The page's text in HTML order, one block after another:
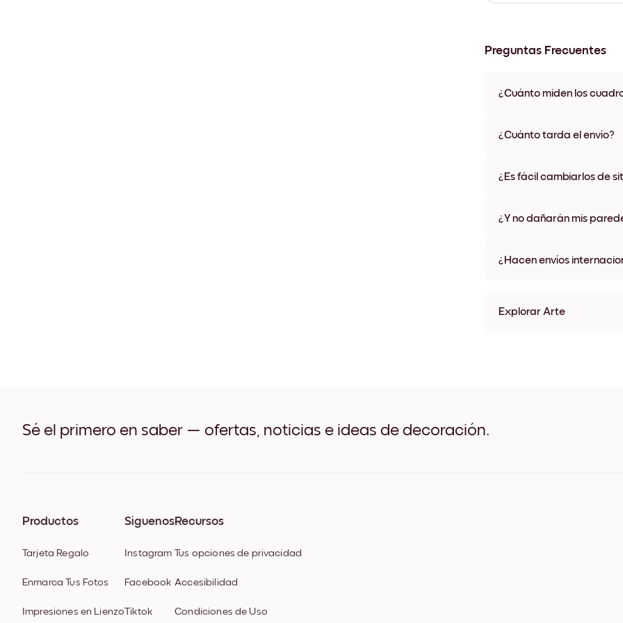
Preguntas Frecuentes
¿Cuánto miden los
materiales y colores de
¿Cuánto tarda el envío?
algunos países. Te
¿Es fácil cambiarlos de
¿Y no dañarán mis
¿Hacen envíos
Explorar Arte
Claude Monet- The Seine
Sé el primero en saber — ofertas, noticias e ideas de decoración.
Productos
Tarjeta Regalo
Enmarca Tus Fotos
Impresiones en Lienzo
Síguenos
Instagram
Facebook
Tiktok
Recursos
Tus opciones de privacidad
Accesibilidad
Condiciones de Uso